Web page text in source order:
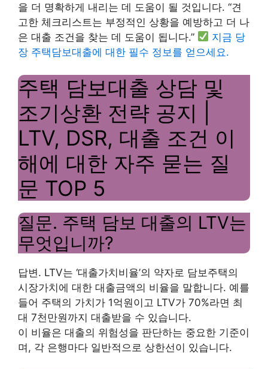
을 더 명확하게 내리는 데 도움이 될 것입니다. “견
고한 체크리스트는 부정적인 상황을 예방하고 더 나
은 대출 조건을 찾는 데 도움이 됩니다.”
지금 당
장 주택담보대출에 대한 필수 정보를 얻으세요.
주택 담보대출 상담 및
조기상환 전략 공지 |
LTV, DSR, 대출 조건 이
해에 대한 자주 묻는 질
문 TOP 5
질문. 주택 담보 대출의 LTV는
무엇입니까?
답변. LTV는 ‘대출가치비율’의 약자로 담보주택의
시장가치에 대한 대출금액의 비율을 말합니다. 예를
들어 주택의 가치가 1억원이고 LTV가 70%라면 최
대 7천만원까지 대출받을 수 있습니다.
이 비율은 대출의 위험성을 판단하는 중요한 기준이
며, 각 은행마다 일반적으로 상한선이 있습니다.